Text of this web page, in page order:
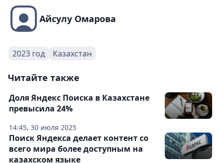
Айсулу Омарова
2023 год Казахстан
Читайте также
14:45, 30 июля 2025
Доля Яндекс Поиска в Казахстане
превысила 24%
Поиск Яндекса делает контент со
всего мира более доступным на
казахском языке